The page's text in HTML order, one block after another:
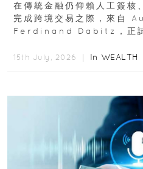
在傳統金融仍仰賴人工簽核
完成跨境交易之際，來自
Ferdinand Dabitz，正試
15th July, 2026 ｜ In WEALTH